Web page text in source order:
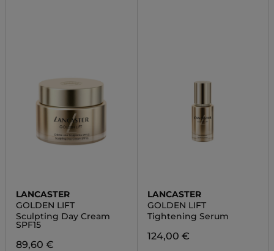
LANCASTER
GOLDEN LIFT
Sculpting Day Cream
SPF15
89,60 €
LANCASTER
GOLDEN LIFT
Tightening Serum
124,00 €